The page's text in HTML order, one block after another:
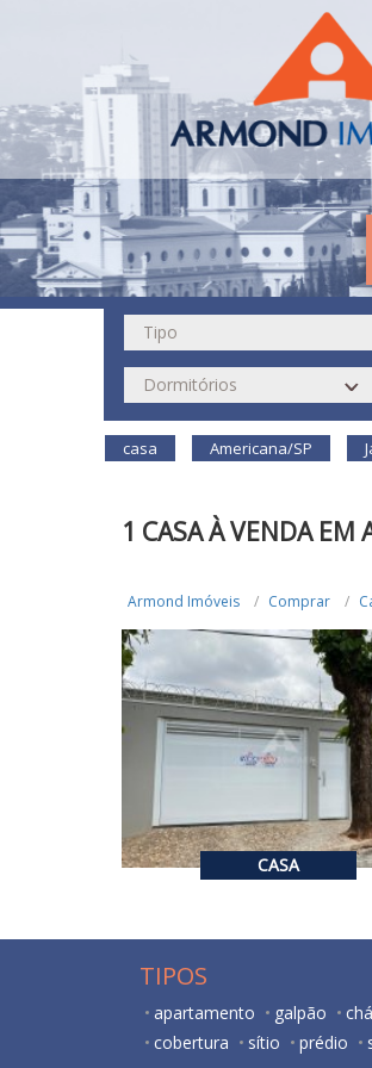
casa Americana/SP
1 CASA À VENDA EM
Armond Imóveis Comprar
CASA
R$ 1.250.000,00
4 6
TIPOS
apartamento galpão
cobertura
sítio prédio